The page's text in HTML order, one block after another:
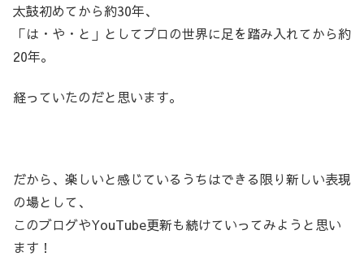
太鼓初めてから約30年、
「は・や・と」としてプロの世界に足を踏み入れてから約
20年。
経っていたのだと思います。
だから、楽しいと感じているうちはできる限り新しい表現
の場として、
このブログやYouTube更新も続けていってみようと思い
ます！